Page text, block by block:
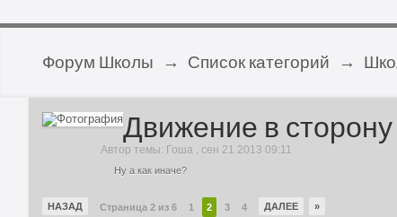
Форум Школы → Список категорий →
Движение в
Автор темы: Гоша , сен 21 2013 09:11
Ну а как иначе?
НАЗАД Страница 2 из 6 1 2 3 4 ДАЛЕЕ »